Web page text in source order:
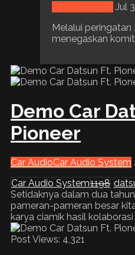
Jul
Melalui peringatan
menegaskan
Demo Car
Pioneer
Car AudioCar Audio System
Car Audio System1198
Setidaknya dalam dua
pameran-pameran besar
karya ciamik hasil
Post Views: 4,321